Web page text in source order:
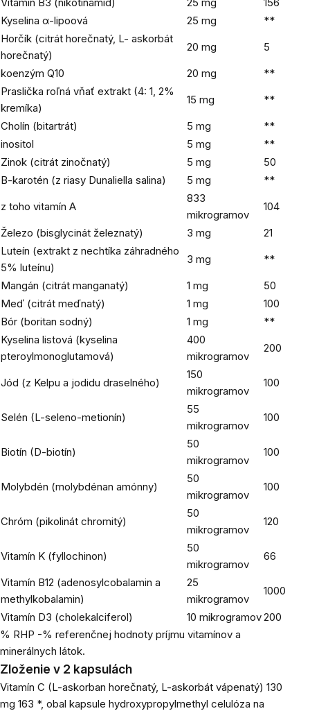
Kyselina α-lipoová
25 mg
**
Horčík (citrát horečnatý, L- askorbát
horečnatý)
20 mg
5
koenzým Q10
20 mg
**
Praslička roľná vňať extrakt (4: 1, 2%
kremíka)
15 mg
**
Cholín (bitartrát)
5 mg
**
inositol
5 mg
**
Zinok (citrát zinočnatý)
5 mg
50
Β-karotén (z riasy Dunaliella salina)
5 mg
**
z toho vitamín A
833
mikrogramov
104
Železo (bisglycinát železnatý)
3 mg
21
Luteín (extrakt z nechtíka záhradného
5% luteínu)
3 mg
**
Mangán (citrát manganatý)
1 mg
50
Meď (citrát meďnatý)
1 mg
100
Bór (boritan sodný)
1 mg
**
Kyselina listová (kyselina
pteroylmonoglutamová)
400
mikrogramov
200
Jód (z Kelpu a jodidu draselného)
150
mikrogramov
100
Selén (L-seleno-metionín)
55
mikrogramov
100
Biotín (D-biotín)
50
mikrogramov
100
Molybdén (molybdénan amónny)
50
mikrogramov
100
Chróm (pikolinát chromitý)
50
mikrogramov
120
Vitamín K (fyllochinon)
50
mikrogramov
66
Vitamín B12 (adenosylcobalamin a
methylkobalamin)
25
mikrogramov
1000
Vitamín D3 (cholekalciferol)
10 mikrogramov200
% RHP -% referenčnej hodnoty príjmu vitamínov a
minerálnych látok.
Zloženie v 2 kapsulách
Vitamín C (L-askorban horečnatý, L-askorbát vápenatý) 130
mg 163 *, obal kapsule hydroxypropylmethyl celulóza na